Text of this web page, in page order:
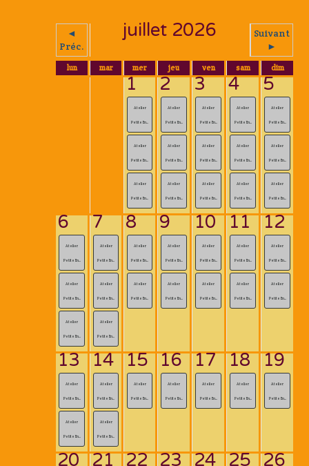
◄
Préc.
juillet 2026
Suivant
►
lun mar mer jeu ven sam dim
1
Atelier
Petite En...
Atelier
Petite En...
Atelier
Petite En...
2
Atelier
Petite En...
Atelier
Petite En...
Atelier
Petite En...
3
Atelier
Petite En...
Atelier
Petite En...
Atelier
Petite En...
4
Atelier
Petite En...
Atelier
Petite En...
Atelier
Petite En...
5
Atelier
Petite En...
Atelier
Petite En...
Atelier
Petite En...
6
Atelier
Petite En...
Atelier
Petite En...
Atelier
Petite En...
7
Atelier
Petite En...
Atelier
Petite En...
Atelier
Petite En...
8
Atelier
Petite En...
Atelier
Petite En...
9
Atelier
Petite En...
Atelier
Petite En...
10
Atelier
Petite En...
Atelier
Petite En...
11
Atelier
Petite En...
Atelier
Petite En...
12
Atelier
Petite En...
Atelier
Petite En...
13
Atelier
Petite En...
Atelier
Petite En...
14
Atelier
Petite En...
Atelier
Petite En...
15
Atelier
Petite En...
16
Atelier
Petite En...
17
Atelier
Petite En...
18
Atelier
Petite En...
19
Atelier
Petite En...
20 21 22 23 24 25 26